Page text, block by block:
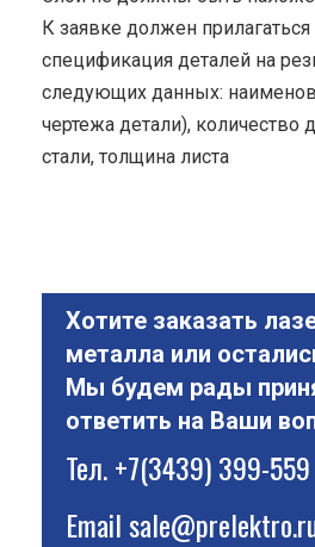
К заявке должен
спецификация деталей на
следующих данных:
чертежа детали), количество
стали, толщина листа
Хотите заказать
металла или
Мы будем рады
ответить на Ваши
Тел.+7(3439) 399-559
Email